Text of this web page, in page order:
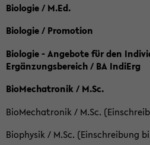
Biologie / M.Ed.
Biologie / Promotion
Biologie - Angebote für den
Ergänzungsbereich / BA IndiErg
BioMechatronik / M.Sc.
BioMechatronik / M.Sc.
Biophysik / M.Sc. (Einschreibung